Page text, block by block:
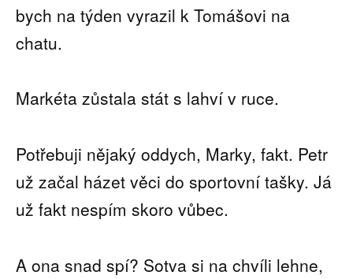
bych na týden vyrazil k Tomášovi na
chatu.
Markéta zůstala stát s lahví v ruce.
Potřebuji nějaký oddych, Marky, fakt. Petr
už začal házet věci do sportovní tašky. Já
už fakt nespím skoro vůbec.
A ona snad spí? Sotva si na chvíli lehne,